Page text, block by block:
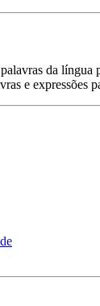
da língua
e expressões